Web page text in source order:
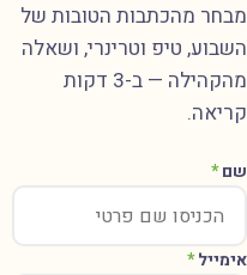
מבחר מהכתבות הטובות של
השבוע, טיפ וטרינרי, ושאלה
מהקהילה — ב-3 דקות
קריאה.
שם*
אימייל*